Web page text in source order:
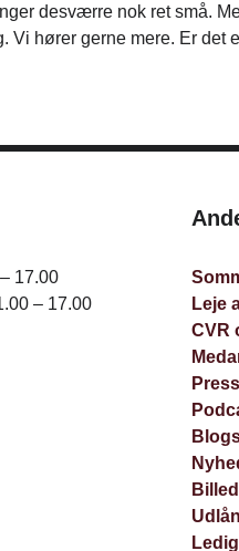
desværre nok ret små.
Vi hører gerne mere. Er det
17.00
– 17.00
Leje
CVR